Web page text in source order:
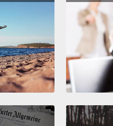
太燙。我覺得剛剛好。你覺得呢
。
it taste good?
嗎？
Thanks for stopping by!